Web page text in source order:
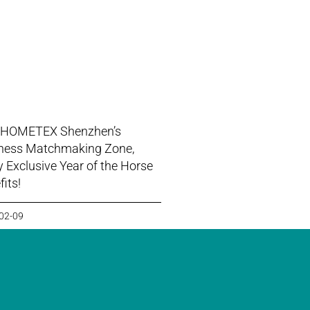
Shenzhen’s
Matchmaking Zone,
Exclusive Year of the Horse
09